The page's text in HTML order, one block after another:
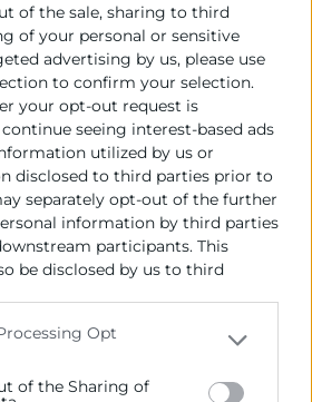
of the sale, sharing to third
of your personal or sensitive
advertising by us, please use
to confirm your selection.
your opt-out request is
seeing interest-based ads
utilized by us or
disclosed to third parties prior to
separately opt-out of the further
information by third parties
participants. This
be disclosed by us to third
website/app uses one or more
may gather and store information
Opt
of the Sharing of
de les empreses perquè
tota la societat ho fa”.
la presidència de
tingut a més l’oportunitat de
amb la seua Majestat el Rei
per a impulsar a les
les pimes a fer front als
mesos i anys.
que representa a
persones, Eurochambres
europees que tinguen en
de fer un esforç concertat per a